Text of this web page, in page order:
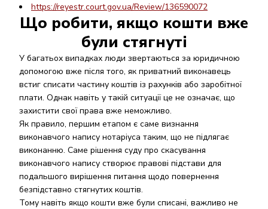
https://reyestr.court.gov.ua/Review/136590072
Що робити, якщо кошти вже
були стягнуті
У багатьох випадках люди звертаються за юридичною
допомогою вже після того, як приватний виконавець
встиг списати частину коштів із рахунків або заробітної
плати. Однак навіть у такій ситуації це не означає, що
захистити свої права вже неможливо.
Як правило, першим етапом є саме визнання
виконавчого напису нотаріуса таким, що не підлягає
виконанню. Саме рішення суду про скасування
виконавчого напису створює правові підстави для
подальшого вирішення питання щодо повернення
безпідставно стягнутих коштів.
Тому навіть якщо кошти вже були списані, важливо не